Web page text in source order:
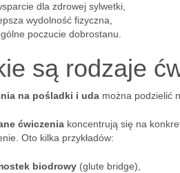
dla zdrowej sylwetki,
wydolność fizyczna,
poczucie dobrostanu.
są rodzaje
na pośladki i uda można podzielić
ćwiczenia koncentrują się na
Oto kilka przykładów:
biodrowy (glute bridge),